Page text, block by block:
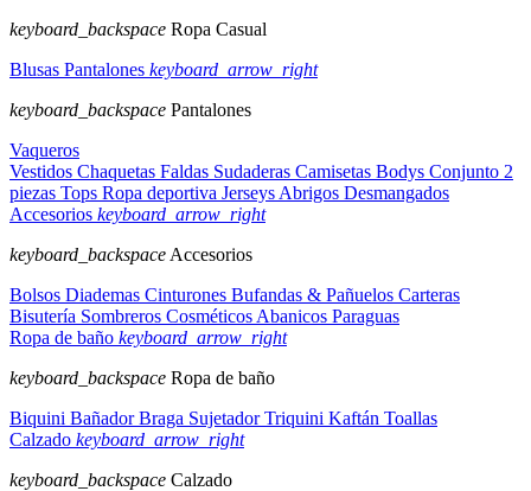
keyboard_backspace Ropa Casual
Blusas Pantalones keyboard_arrow_right
keyboard_backspace Pantalones
Vaqueros
Vestidos Chaquetas Faldas Sudaderas Camisetas Bodys Conjunto 2
piezas Tops Ropa deportiva Jerseys Abrigos Desmangados
Accesorios keyboard_arrow_right
keyboard_backspace Accesorios
Bolsos Diademas Cinturones Bufandas & Pañuelos Carteras
Bisutería Sombreros Cosméticos Abanicos Paraguas
Ropa de baño keyboard_arrow_right
keyboard_backspace Ropa de baño
Biquini BañadorBraga SujetadorTriquini Kaftán Toallas
Calzado keyboard_arrow_right
keyboard_backspace Calzado